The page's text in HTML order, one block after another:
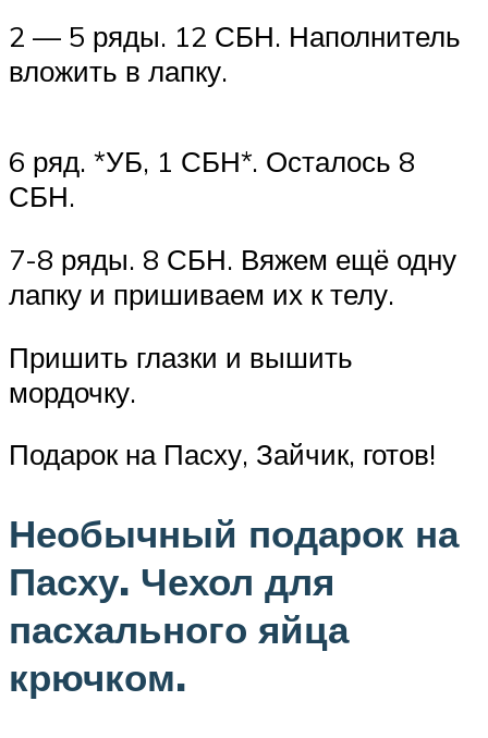
2 — 5 ряды. 12 СБН. Наполнитель
вложить в лапку.
6 ряд. *УБ, 1 СБН*. Осталось 8
СБН.
7-8 ряды. 8 СБН. Вяжем ещё одну
лапку и пришиваем их к телу.
Пришить глазки и вышить
мордочку.
Подарок на Пасху, Зайчик, готов!
Необычный подарок на
Пасху. Чехол для
пасхального яйца
крючком.